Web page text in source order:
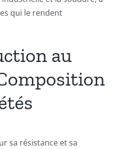
qui le rendent
au
sa résistance et sa